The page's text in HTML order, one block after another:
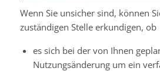
Wenn Sie unsicher sind, können
zuständigen Stelle erkundigen, ob
es sich bei der von Ihnen
Nutzungsänderung um ein